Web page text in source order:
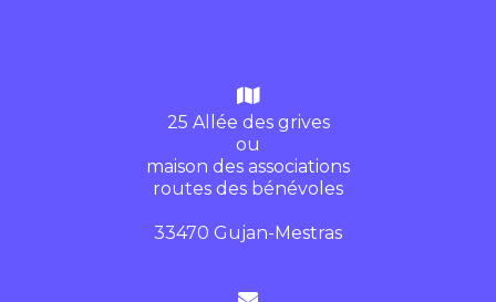
25 Allée des grives
ou
maison des associations
routes des bénévoles
33470 Gujan-Mestras